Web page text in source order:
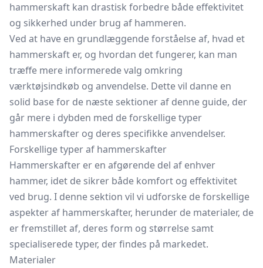
hammerskaft kan drastisk forbedre både effektivitet
og sikkerhed under brug af hammeren.
Ved at have en grundlæggende forståelse af, hvad et
hammerskaft er, og hvordan det fungerer, kan man
træffe mere informerede valg omkring
værktøjsindkøb og anvendelse. Dette vil danne en
solid base for de næste sektioner af denne guide, der
går mere i dybden med de forskellige typer
hammerskafter og deres specifikke anvendelser.
Forskellige typer af hammerskafter
Hammerskafter er en afgørende del af enhver
hammer, idet de sikrer både komfort og effektivitet
ved brug. I denne sektion vil vi udforske de forskellige
aspekter af hammerskafter, herunder de materialer, de
er fremstillet af, deres form og størrelse samt
specialiserede typer, der findes på markedet.
Materialer